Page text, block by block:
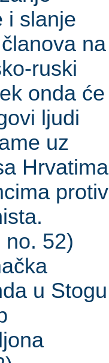
i slanje
na
ruski
onda će
ljudi
uz
Hrvatima
protiv
no. 52)
u Stogu